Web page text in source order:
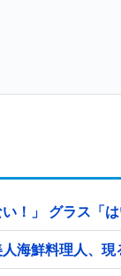
！」 グラス「
人海鮮料理人、